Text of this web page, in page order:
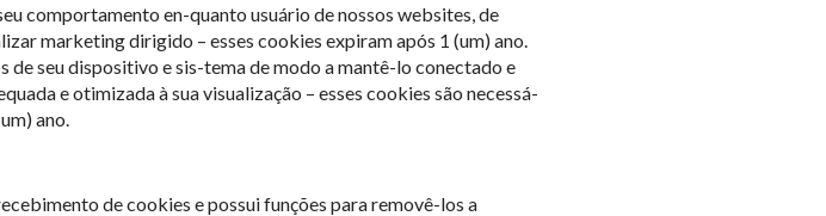
comportamento en-quanto usuário de nossos websites, de
marketing dirigido – esses cookies expiram após 1 (um) ano.
seu dispositivo e sis-tema de modo a mantê-lo conectado e
e otimizada à sua visualização – esses cookies são necessá-
ano.
de cookies e possui funções para removê-los a